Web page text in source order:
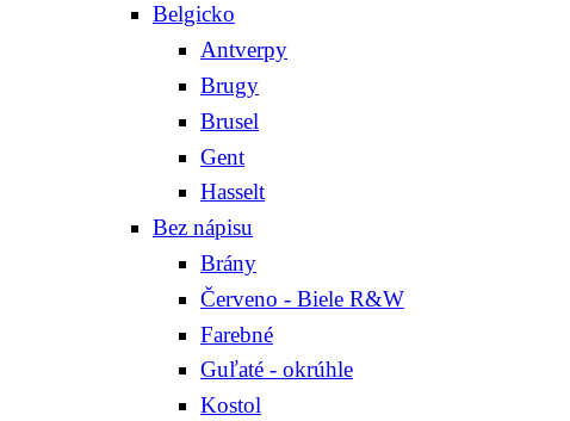
Belgicko
Antverpy
Brugy
Brusel
Gent
Hasselt
Bez nápisu
Brány
Červeno - Biele R&W
Farebné
Guľaté - okrúhle
Kostol